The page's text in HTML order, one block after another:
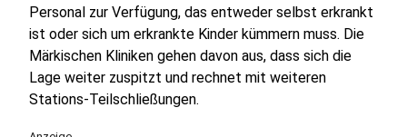
Personal zur Verfügung, das entweder selbst erkrankt
ist oder sich um erkrankte Kinder kümmern muss. Die
Märkischen Kliniken gehen davon aus, dass sich die
Lage weiter zuspitzt und rechnet mit weiteren
Stations-Teilschließungen.